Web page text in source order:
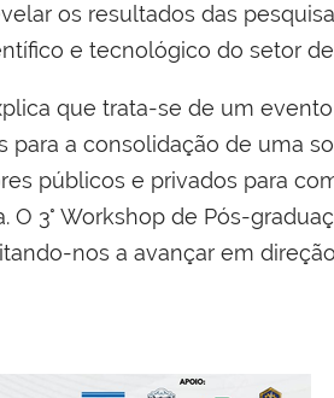
os resultados das
e tecnológico do setor
que trata-se de um
a consolidação de uma
públicos e privados para
3° Workshop de Pós-
nos a avançar em